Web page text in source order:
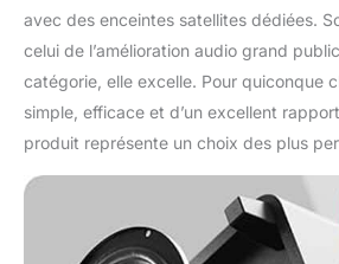
avec des enceintes satellites dédiées.
celui de l’amélioration audio grand
catégorie, elle excelle. Pour quiconque
simple, efficace et d’un excellent
produit représente un choix des plus